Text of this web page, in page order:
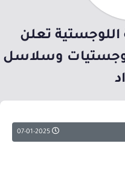
اللوجستية تعلن
وسلاسل